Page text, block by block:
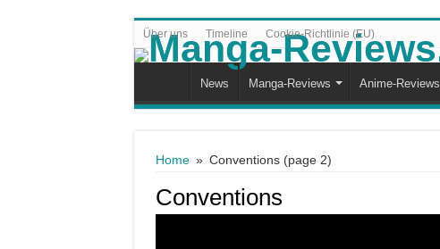
Über uns Timeline Cookie-Richtlinie (EU)
News Manga-Reviews Anime-Reviews
Home » Conventions(page 2)
Conventions